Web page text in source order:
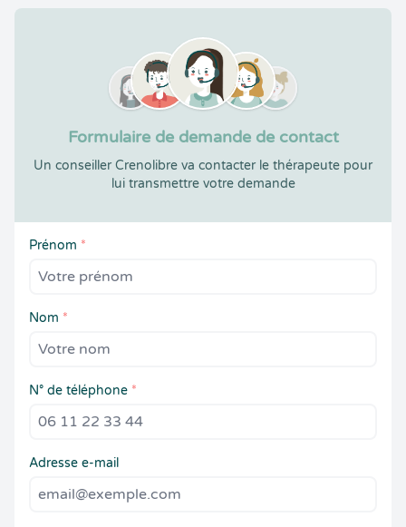
Formulaire de demande de contact
Un conseiller Crenolibre va contacter le thérapeute pour
lui transmettre votre demande
Prénom *
Nom *
N° de téléphone *
Adresse e-mail